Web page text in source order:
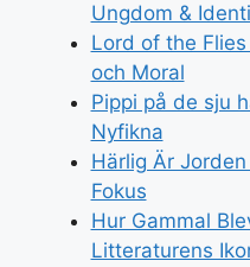
Ungdom &
Lord of the
och Moral
Pippi på de sju
Nyfikna
Härlig Är
Fokus
Hur Gammal
Litteraturens